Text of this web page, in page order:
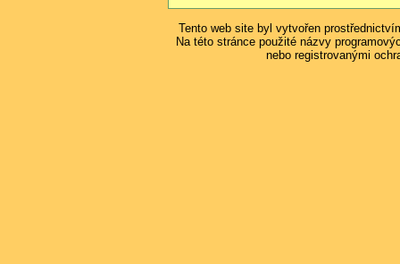
Tento web site byl vytvořen
Na této stránce použité názvy
nebo registrovanými